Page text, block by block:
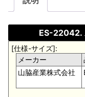
ES-22042.
[仕様-サイズ]:
メーカー
山脇産業株式会社